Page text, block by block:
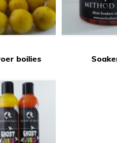
boilies